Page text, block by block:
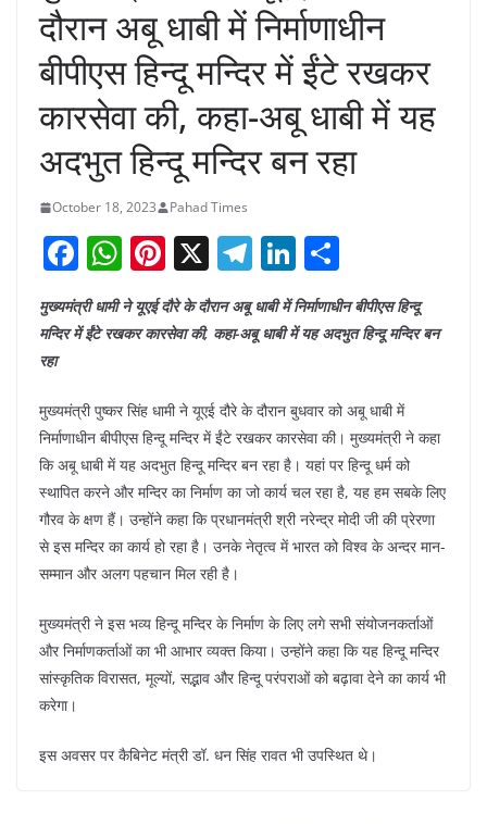
दौरान अबू धाबी में निर्माणाधीन
बीपीएस हिन्दू मन्दिर में ईंटे रखकर
कारसेवा की, कहा-अबू धाबी में यह
अदभुत हिन्दू मन्दिर बन रहा
October 18, 2023 Pahad Times
F
a
c
e
b
o
o
k
W
h
at
A
p
p
Pi
nt
er
st
X T
el
e
gr
a
m
Li
n
k
n
h
ar
e
मुख्यमंत्री धामी ने यूएई दौरे के दौरान अबू धाबी में निर्माणाधीन बीपीएस हिन्दू
मन्दिर में ईंटे रखकर कारसेवा की, कहा-अबू धाबी में यह अदभुत हिन्दू मन्दिर बन
रहा
मुख्यमंत्री पुष्कर सिंह धामी ने यूएई दौरे के दौरान बुधवार को अबू धाबी में
निर्माणाधीन बीपीएस हिन्दू मन्दिर में ईंटे रखकर कारसेवा की। मुख्यमंत्री ने कहा
कि अबू धाबी में यह अदभुत हिन्दू मन्दिर बन रहा है। यहां पर हिन्दू धर्म को
स्थापित करने और मन्दिर का निर्माण का जो कार्य चल रहा है, यह हम सबके लिए
गौरव के क्षण हैं। उन्होंने कहा कि प्रधानमंत्री श्री नरेन्द्र मोदी जी की प्रेरणा
से इस मन्दिर का कार्य हो रहा है। उनके नेतृत्व में भारत को विश्व के अन्दर मान-
सम्मान और अलग पहचान मिल रही है।
मुख्यमंत्री ने इस भव्य हिन्दू मन्दिर के निर्माण के लिए लगे सभी संयोजनकर्ताओं
और निर्माणकर्ताओं का भी आभार व्यक्त किया। उन्होंने कहा कि यह हिन्दू मन्दिर
सांस्कृतिक विरासत, मूल्यों, सद्भाव और हिन्दू परंपराओं को बढ़ावा देने का कार्य भी
करेगा।
इस अवसर पर कैबिनेट मंत्री डॉ. धन सिंह रावत भी उपस्थित थे।